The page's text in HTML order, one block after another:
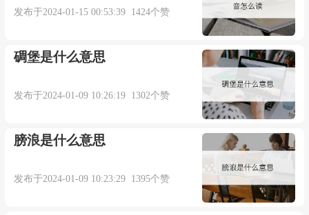
发布于2024-01-15 00:53:39 1424个赞
碉堡是什么意思
发布于2024-01-09 10:26:19 1302个赞
膀浪是什么意思
发布于2024-01-09 10:23:29 1395个赞